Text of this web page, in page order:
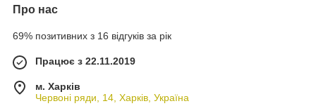
Про нас
69% позитивних з 16 відгуків за рік
Працює з 22.11.2019
м. Харків
Червоні ряди, 14, Харків, Україна